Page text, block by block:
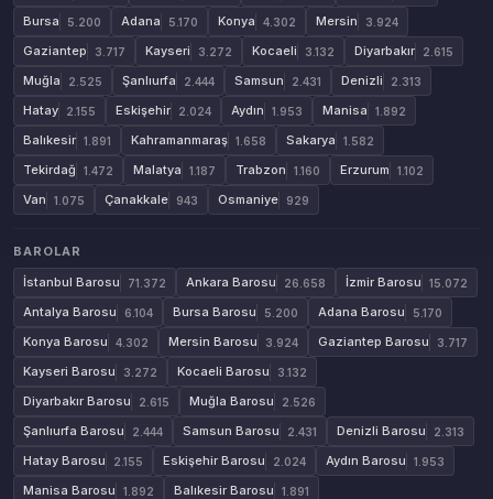
Bursa 5.200 Adana 5.170 Konya 4.302 Mersin 3.924
Gaziantep 3.717 Kayseri 3.272 Kocaeli 3.132 Diyarbakır 2.615
Muğla 2.525 Şanlıurfa 2.444 Samsun 2.431 Denizli 2.313
Hatay 2.155 Eskişehir 2.024 Aydın 1.953 Manisa 1.892
Balıkesir 1.891 Kahramanmaraş 1.658 Sakarya 1.582
Tekirdağ 1.472 Malatya 1.187 Trabzon 1.160 Erzurum 1.102
Van 1.075 Çanakkale 943 Osmaniye 929
BAROLAR
İstanbul Barosu
71.372 Ankara Barosu 26.658 İzmir Barosu 15.072
Antalya Barosu 6.104 Bursa Barosu 5.200 Adana Barosu 5.170
Konya Barosu 4.302 Mersin Barosu 3.924 Gaziantep Barosu 3.717
Kayseri Barosu 3.272 Kocaeli Barosu 3.132
Diyarbakır Barosu 2.615 Muğla Barosu 2.526
Şanlıurfa Barosu 2.444 Samsun Barosu 2.431 Denizli Barosu 2.313
Hatay Barosu 2.155 Eskişehir Barosu 2.024 Aydın Barosu 1.953
Manisa Barosu 1.892 Balıkesir Barosu 1.891